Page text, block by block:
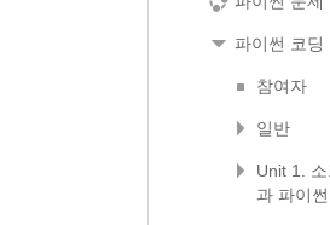
파이썬 코딩
참여자
일반
Unit 1.
과 파이썬